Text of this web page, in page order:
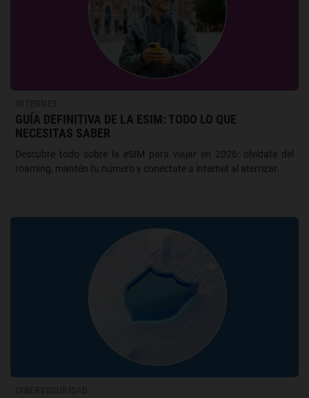
GUÍA DEFINITIVA DE LA ESIM: TODO LO QUE
NECESITAS SABER
Descubre todo sobre la eSIM para viajar en 2026: olvídate del
roaming, mantén tu número y conéctate a internet al aterrizar.